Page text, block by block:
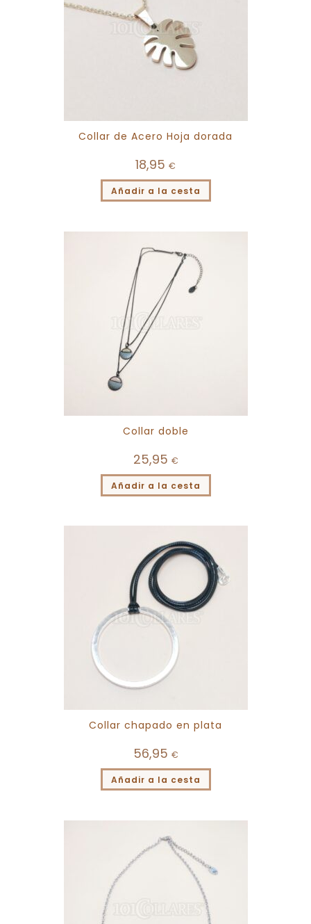
Collar de Acero Hoja dorada
18,95 €
Añadir a la cesta
Collar doble
25,95 €
Añadir a la cesta
Collar chapado en plata
56,95 €
Añadir a la cesta